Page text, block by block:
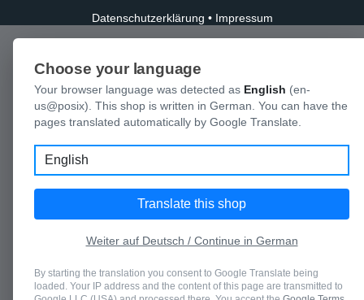
Datenschutzerklärung • Impressum
Choose your language
Your browser language was detected as English (en-
us@posix). This shop is written in German. You can have the
pages translated automatically by Google Translate.
Language
Translate this shop
Weiter auf Deutsch / Continue in German
By starting the translation you consent to Google Translate being
loaded. Your IP address and the content of this page are transmitted to